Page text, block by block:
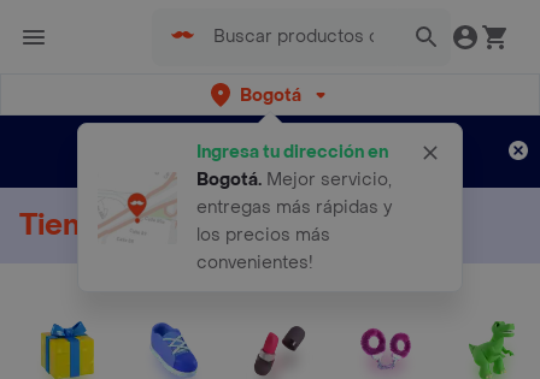
Bogotá
Ingresa tu dirección en
Bogotá. Mejor servicio,
entregas más rápidas y
los precios más
convenientes!
envíos gratis por semanas
Aplican TyC
Tienda Online